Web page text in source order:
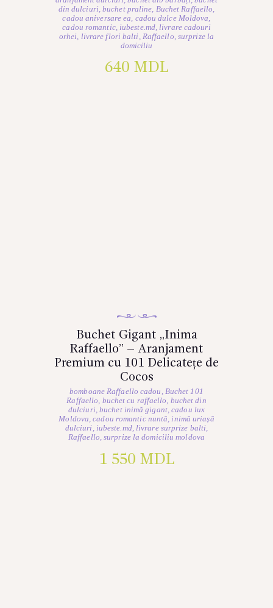
din dulciuri ,buchet praline Buchet Raffaello
cadou aniversare ea cadou dulce Moldova
cadou romantic, iubeste.md, livrare cadouri
orhei livrare flori balti Raffaello surprize la
domiciliu
640 MDL
Buchet Gigant „Inima
Raffaello” – Aranjament
Premium cu 101 Delicatețe de
Cocos
bomboane Raffaello cadou , Buchet 101
Raffaello, buchet cu raffaello, buchet din
dulciuri, buchet inimă gigant,cadou lux
Moldova,cadou romantic nuntă,inimă uriașă
dulciuri , iubeste.md, livrare surprize balti,
Raffaello,surprize la domiciliu moldova
1 550 MDL